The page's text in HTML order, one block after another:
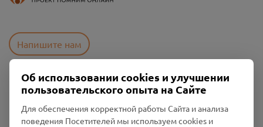
Напишите нам
Пользовательское соглашение
Промо-материалы
Об использовании cookies и улучшении
пользовательского опыта на Сайте
Для обеспечения корректной работы Сайта и анализа
поведения Посетителей мы используем cookies и